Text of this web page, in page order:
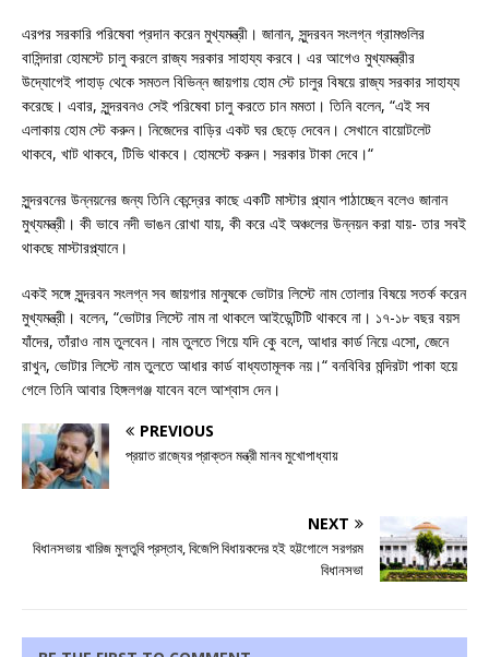
এরপর সরকারি পরিষেবা প্রদান করেন মুখ্যমন্ত্রী। জানান, সুন্দরবন সংলগ্ন গ্রামগুলির
বাসিন্দারা হোমস্টে চালু করলে রাজ্য সরকার সাহায্য করবে। এর আগেও মুখ্যমন্ত্রীর
উদ্যোগেই পাহাড় থেকে সমতল বিভিন্ন জায়গায় হোম স্টে চালুর বিষয়ে রাজ্য সরকার সাহায্য
করেছে। এবার, সুন্দরবনও সেই পরিষেবা চালু করতে চান মমতা। তিনি বলেন, “এই সব
এলাকায় হোম স্টে করুন। নিজেদের বাড়ির একট ঘর ছেড়ে দেবেন। সেখানে বায়োটলেট
থাকবে, খাট থাকবে, টিভি থাকবে। হোমস্টে করুন। সরকার টাকা দেবে।“
সুন্দরবনের উন্নয়নের জন্য তিনি কেন্দ্রের কাছে একটি মাস্টার প্ল্যান পাঠাচ্ছেন বলেও জানান
মুখ্যমন্ত্রী। কী ভাবে নদী ভাঙন রোখা যায়, কী করে এই অঞ্চলের উন্নয়ন করা যায়- তার সবই
থাকছে মাস্টারপ্ল্যানে।
একই সঙ্গে সুন্দরবন সংলগ্ন সব জায়গার মানুষকে ভোটার লিস্টে নাম তোলার বিষয়ে সতর্ক করেন
মুখ্যমন্ত্রী। বলেন, “ভোটার লিস্টে নাম না থাকলে আইডেন্টিটি থাকবে না। ১৭-১৮ বছর বয়স
যাঁদের, তাঁরাও নাম তুলবেন। নাম তুলতে গিয়ে যদি কেু বলে, আধার কার্ড নিয়ে এসো, জেনে
রাখুন, ভোটার লিস্টে নাম তুলতে আধার কার্ড বাধ্যতামূলক নয়।“ বনবিবির মন্দিরটা পাকা হয়ে
গেলে তিনি আবার হিঙ্গলগঞ্জ যাবেন বলে আশ্বাস দেন।
PREVIOUS
প্রয়াত রাজ্যের প্রাক্তন মন্ত্রী মানব মুখোপাধ্যায়
NEXT
বিধানসভায় খারিজ মুলতুবি প্রস্তাব, বিজেপি বিধায়কদের হই হট্টগোলে সরগরম
বিধানসভা